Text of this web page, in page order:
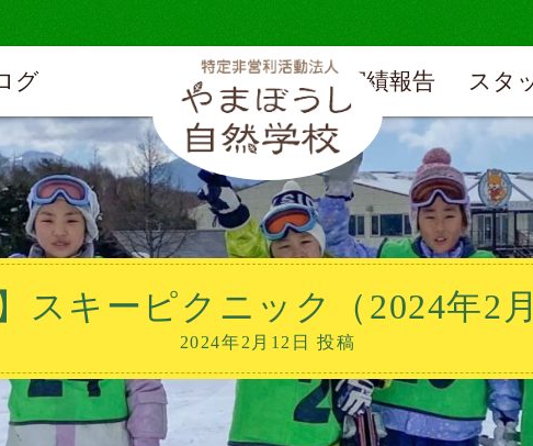
グ 実績報告 スタ
スキーピクニック（2024年2
2024年2月12日 投稿